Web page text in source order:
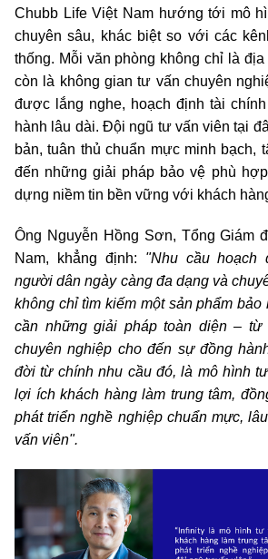
Chubb Life Việt Nam hướng tới mô
chuyên sâu, khác biệt so với các
thống. Mỗi văn phòng không chỉ là
còn là không gian tư vấn chuyên
được lắng nghe, hoạch định tài
hành lâu dài. Đội ngũ tư vấn viên tại
bản, tuân thủ chuẩn mực minh bạch,
đến những giải pháp bảo vệ phù
dựng niềm tin bền vững với khách
Ông Nguyễn Hồng Sơn, Tổng Giám
Nam, khẳng định: "Nhu cầu hoạch
người dân ngày càng đa dạng và
không chỉ tìm kiếm một sản phẩm bảo
cần những giải pháp toàn diện – từ
chuyên nghiệp cho đến sự đồng
đời từ chính nhu cầu đó, là mô hình
lợi ích khách hàng làm trung tâm,
phát triển nghề nghiệp chuẩn mực,
vấn viên".